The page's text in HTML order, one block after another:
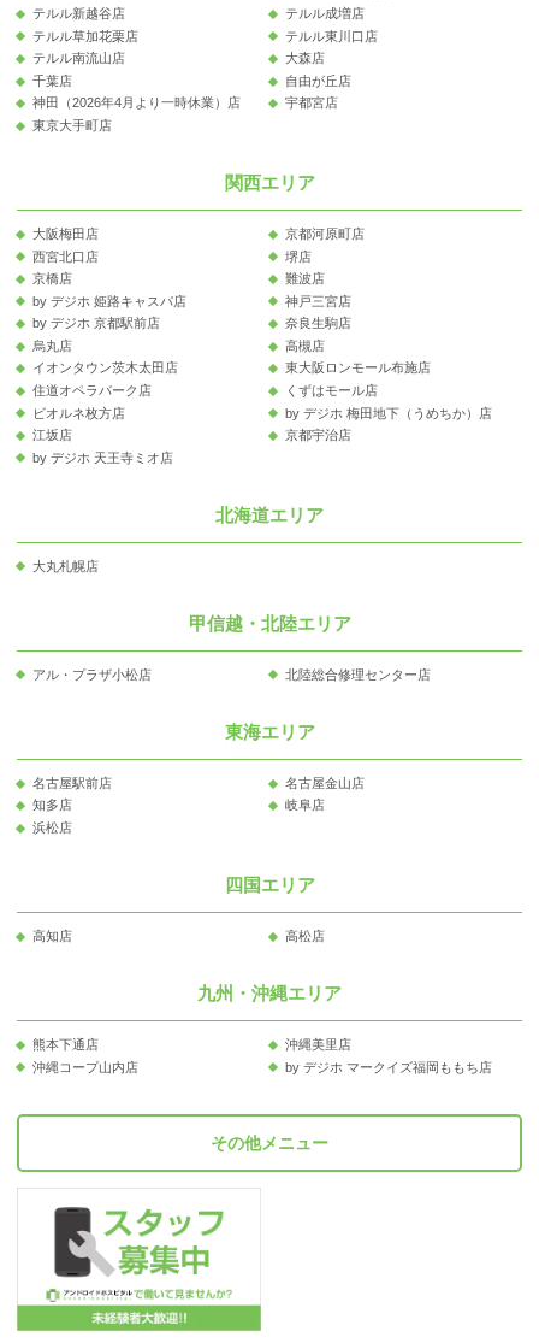
テルル新越谷店
テルル成増店
テルル草加花栗店
テルル東川口店
テルル南流山店
大森店
千葉店
自由が丘店
神田（2026年4月より一時休業）店
宇都宮店
東京大手町店
関西エリア
大阪梅田店
京都河原町店
西宮北口店
堺店
京橋店
難波店
by デジホ 姫路キャスパ店
神戸三宮店
by デジホ 京都駅前店
奈良生駒店
烏丸店
高槻店
イオンタウン茨木太田店
東大阪ロンモール布施店
住道オペラパーク店
くずはモール店
ビオルネ枚方店
by デジホ 梅田地下（うめちか）店
江坂店
京都宇治店
by デジホ 天王寺ミオ店
北海道エリア
大丸札幌店
甲信越・北陸エリア
アル・プラザ小松店 北陸総合修理センター店
東海エリア
名古屋駅前店
名古屋金山店
知多店
岐阜店
浜松店
四国エリア
高知店 高松店
九州・沖縄エリア
熊本下通店
沖縄美里店
沖縄コープ山内店
by デジホ マークイズ福岡ももち店
その他メニュー